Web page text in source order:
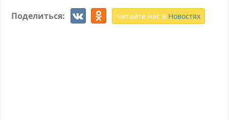
Поделиться: читайте нас в Новостях